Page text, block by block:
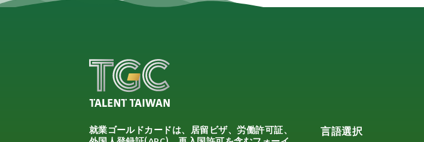
就業ゴールドカードは、居留ビザ、労働許可証、
言語選択